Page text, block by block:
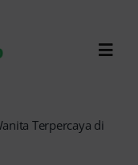
Terpercaya di